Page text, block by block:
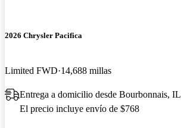
2026 Chrysler Pacifica
Limited FWD 14,688 millas
Entrega a domicilio desde Bourbonnais, IL
El precio incluye envío de $768